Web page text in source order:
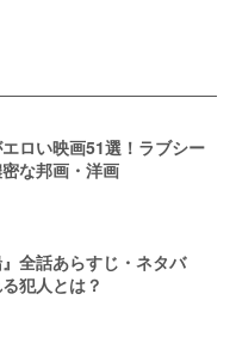
エロい映画51選！ラブシー
な邦画・洋画
全話あらすじ・ネタバ
犯人とは？